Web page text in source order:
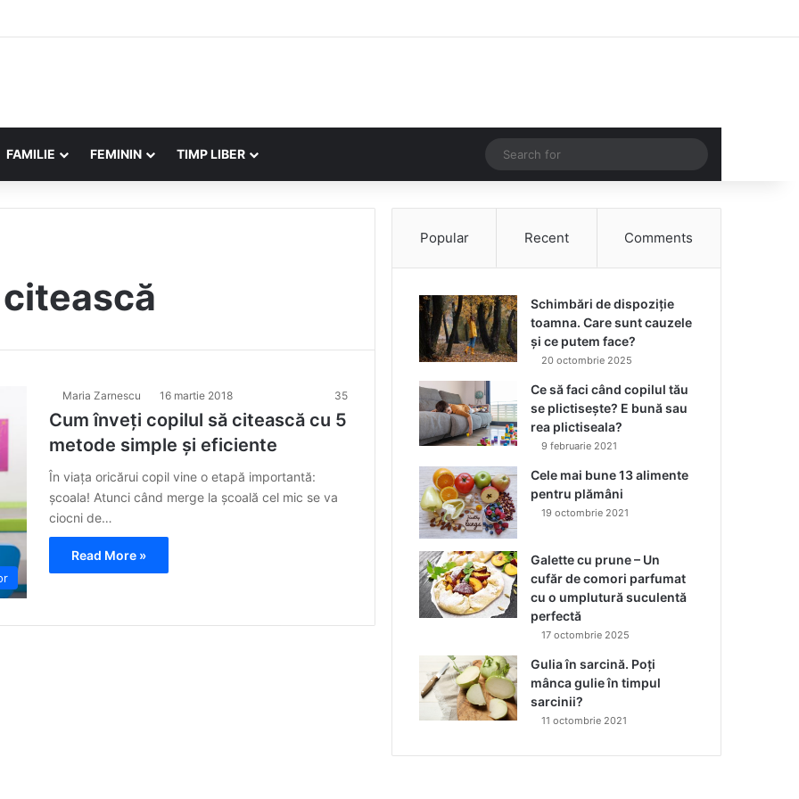
FAMILIE FEMININ TIMP LIBER Random Article
for
Maria Zarnescu 16 martie 2018 35
Cum înveți copilul să citească cu 5
metode simple și eficiente
În viața oricărui copil vine o etapă importantă:
școala! Atunci când merge la școală cel mic se va
ciocni de…
Read More »
Popular Recent Comments
Schimbări de dispoziție
toamna. Care sunt cauzele
și ce putem face?
20 octombrie 2025
Ce să faci când copilul tău
se plictisește? E bună sau
rea plictiseala?
9 februarie 2021
Cele mai bune 13 alimente
pentru plămâni
19 octombrie 2021
Galette cu prune – Un
cufăr de comori parfumat
cu o umplutură suculentă
perfectă
17 octombrie 2025
Gulia în sarcină. Poți
mânca gulie în timpul
sarcinii?
11 octombrie 2021